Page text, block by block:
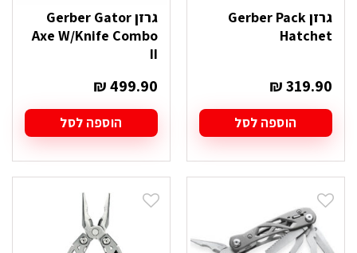
גרזן Gerber Pack
Hatchet
₪319.90
הוספה לסל
גרזן Gerber Gator
Axe W/Knife Combo
II
₪499.90
הוספה לסל